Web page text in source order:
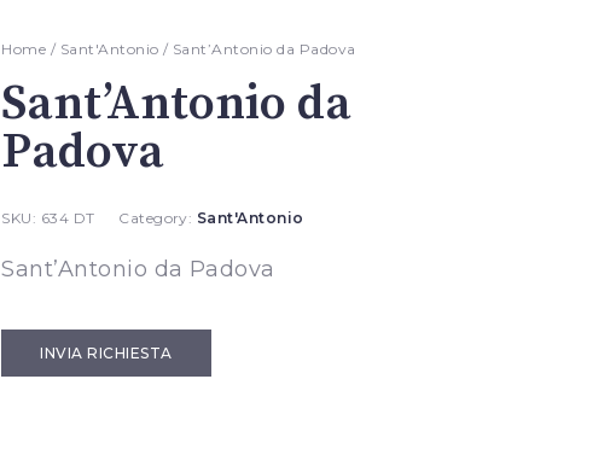
Home / Sant'Antonio / Sant’Antonio da Padova
Sant’Antonio da
Padova
SKU: 634 DT Category: Sant'Antonio
Sant’Antonio da Padova
INVIA RICHIESTA